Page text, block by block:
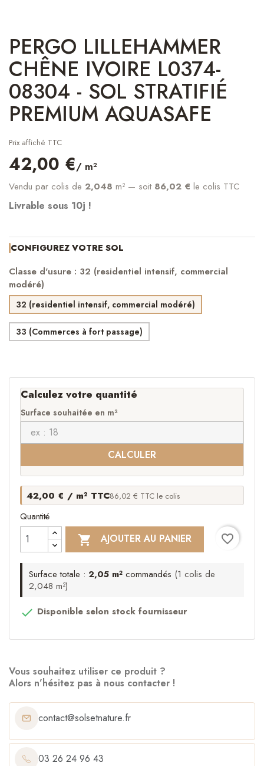
PERGO LILLEHAMMER
CHÊNE IVOIRE L0374-
08304 - SOL STRATIFIÉ
PREMIUM AQUASAFE
Prix affiché TTC
42,00 €/ m²
Vendu par colis de 2,048 m² — soit 86,02 € le colis TTC
Livrable sous 10j !
CONFIGUREZ VOTRE SOL
Classe d'usure : 32 (residentiel intensif, commercial
modéré)
32 (residentiel intensif, commercial modéré)
33 (Commerces à fort passage)
Calculez votre quantité
Surface souhaitée en m²
CALCULER
42,00 € / m² TTC86,02 € TTC le colis
Quantité
 AJOUTER AU PANIER favorite_border
Surface totale : 2,05 m²commandés (1 colis de
2,048 m²)
 Disponible selon stock fournisseur
Vous souhaitez utiliser ce produit ?
Alors n’hésitez pas à nous contacter !
contact@solsetnature.fr
03 26 24 96 43